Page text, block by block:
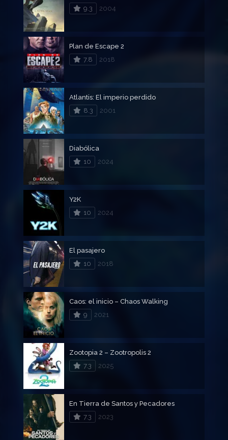
9.3
2004
Plan de Escape 2
7.8
2018
Atlantis: El imperio perdido
8.3
2001
Diabólica
10
2024
Y2K
10
2024
El pasajero
10
2018
Caos: el inicio – Chaos Walking
9
2021
Zootopia 2 – Zootropolis 2
7.3
2025
En Tierra de Santos y Pecadores
7.3
2023